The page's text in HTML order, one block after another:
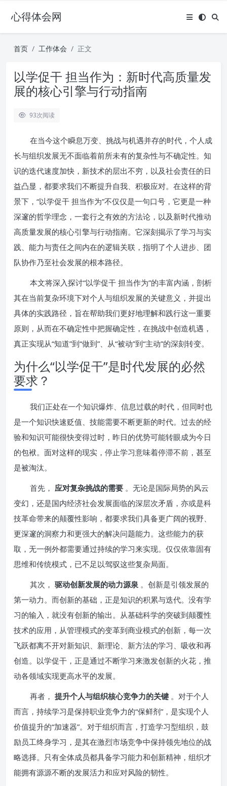
心得体会网
首页 工作体会 正文
以学促干 担当作为：新时代高质量发
展的核心引擎与行动指南
93次阅读
在当今这个瞬息万变、挑战与机遇并存的时代，个人成
长与组织发展无不面临着前所未有的复杂性与不确定性。知
识的迭代速度加快，新技术的层出不穷，以及社会责任的日
益凸显，都要求我们不断提升自我、积极应对。在这样的背
景下，“以学促干 担当作为”不仅仅是一句口号，它更是一种
深邃的哲学理念，一套行之有效的方法论，以及新时代推动
高质量发展的核心引擎与行动指南。它深刻揭示了学习与实
践、能力与责任之间内在的逻辑关联，指明了个人进步、团
队协作乃至社会发展的根本路径。
本文将深入探讨“以学促干 担当作为”的丰富内涵，剖析
其在当前复杂环境下对个人与组织发展的关键意义，并提出
具体的实践路径，旨在帮助我们更好地理解和践行这一重要
原则，从而在不确定性中把握确定性，在挑战中创造机遇，
真正实现从“知道”到“做到”、从“被动”到“主动”的深刻转变。
为什么“以学促干”是时代发展的必然
要求？
我们正处在一个知识爆炸、信息过载的时代，但同时也
是一个知识快速贬值、技能需要不断更新的时代。过去的经
验和知识可能很快变得过时，昨日的优势可能转眼成为今日
的包袱。面对这样的现实，停止学习意味着停滞不前，甚至
是被淘汰。
首先， 应对复杂挑战的需要 。无论是国际局势的风云
变幻，还是国内经济社会发展面临的深层次矛盾，亦或是科
技革命带来的颠覆性影响，都要求我们具备更广阔的视野、
更深邃的洞察力和更强大的解决问题能力。这些能力的获
取，无一例外都需要通过持续的学习来实现。仅仅依靠固有
思维和传统模式，已不足以驾驭这些复杂局面。
其次， 驱动创新发展的动力源泉 。创新是引领发展的
第一动力。而创新的基础，正是知识的积累与迭代。没有学
习的输入，就没有创新的输出。从基础科学的突破到颠覆性
技术的应用，从管理模式的变革到商业模式的创新，每一次
飞跃都离不开对新知识、新理论、新方法的学习、吸收和再
创造。以学促干，正是通过不断学习来激发创新的火花，推
动各领域实现更高水平的发展。
再者， 提升个人与组织核心竞争力的关键 。对于个人
而言，持续学习是保持职业竞争力的“保鲜剂”，是实现个人
价值提升的“加速器”。对于组织而言，打造学习型组织，鼓
励员工终身学习，是其在激烈市场竞争中保持领先地位的战
略选择。只有全体成员都具备学习能力和创新精神，组织才
能拥有源源不断的发展活力和应对风险的韧性。